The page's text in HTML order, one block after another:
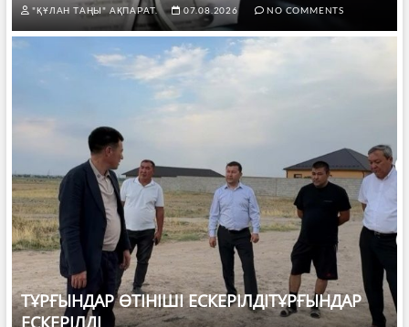
"ҚҰЛАН ТАҢЫ" АҚПАРАТ. 07.08.2026 NO COMMENTS
ТҰРҒЫНДАР ӨТІНІШІ ЕСКЕРІЛДІТҰРҒЫНДАР
ЕСКЕРІЛДІ